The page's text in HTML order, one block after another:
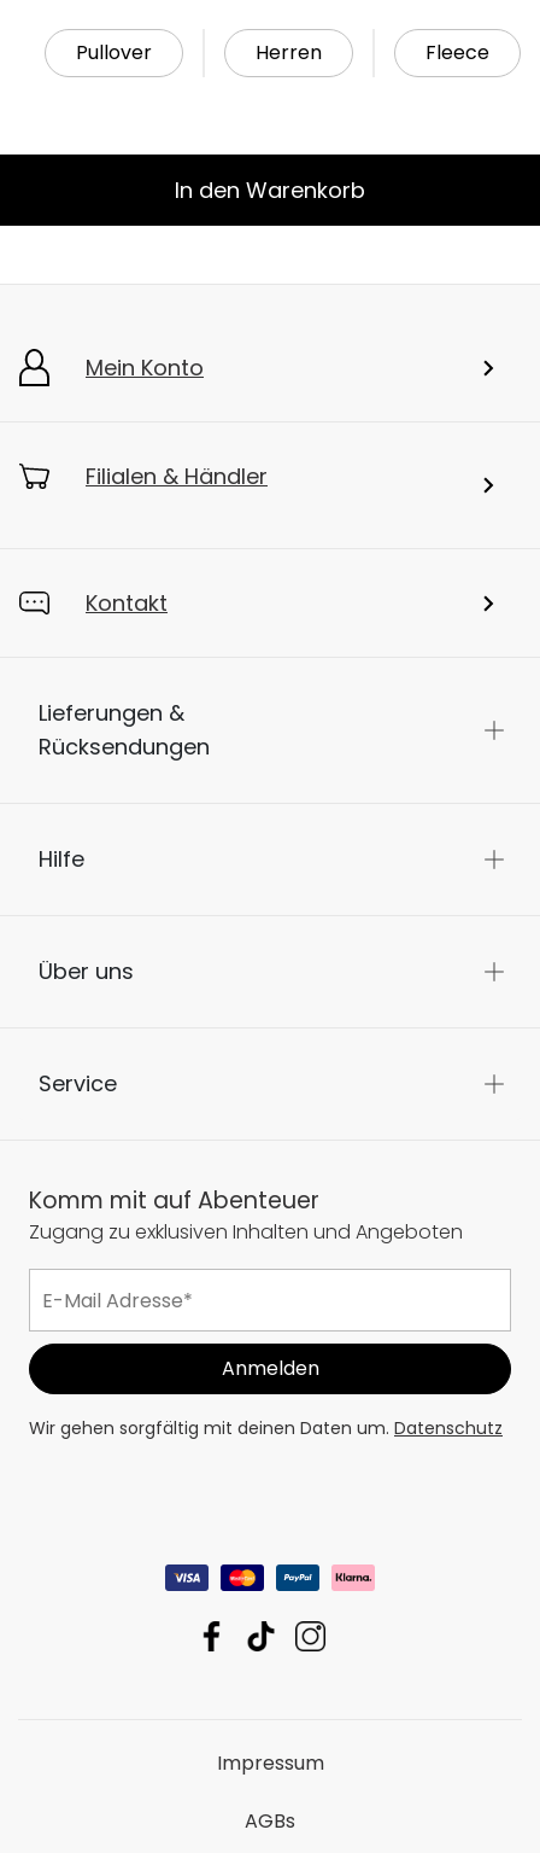
Pullover Herren Fleece
In den Warenkorb
Mein Konto
Filialen & Händler
Kontakt
Lieferungen &
Rücksendungen
Hilfe
Über uns
Service
Komm mit auf Abenteuer
Zugang zu exklusiven Inhalten und Angeboten
Wir gehen sorgfältig mit deinen Daten um. Datenschutz
Impressum
AGBs